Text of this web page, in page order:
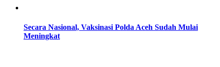
Secara Nasional, Vaksinasi Polda Aceh Sudah Mulai
Meningkat